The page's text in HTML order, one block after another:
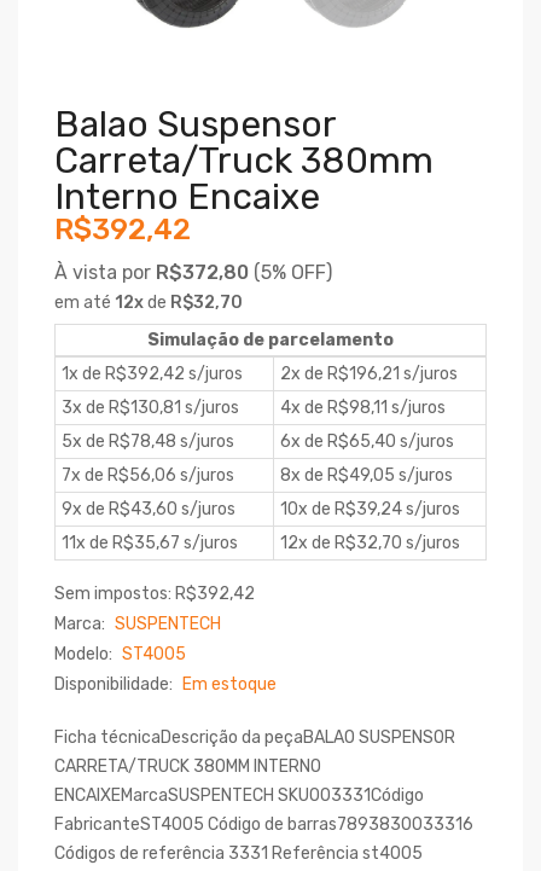
Balao Suspensor
Carreta/truck 380mm
Interno Encaixe
R$392,42
À vista por R$372,80 (5% OFF)
em até 12xde R$32,70
Simulação de parcelamento
1x de R$392,42 s/juros
2x de R$196,21 s/juros
3x de R$130,81 s/juros
4x de R$98,11 s/juros
5x de R$78,48 s/juros
6x de R$65,40 s/juros
7x de R$56,06 s/juros
8x de R$49,05 s/juros
9x de R$43,60 s/juros
10x de R$39,24 s/juros
11x de R$35,67 s/juros
12x de R$32,70 s/juros
Sem impostos: R$392,42
Marca: SUSPENTECH
Modelo: ST4005
Disponibilidade:
Em estoque
Ficha técnicaDescrição da peçaBALAO SUSPENSOR
CARRETA/TRUCK 380MM INTERNO
ENCAIXEMarcaSUSPENTECH SKU003331Código
FabricanteST4005 Código de barras7893830033316
Códigos de referência 3331 Referência st4005